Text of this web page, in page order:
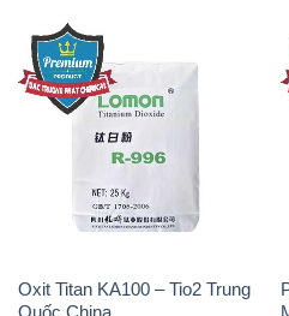
Oxit Titan KA100 – Tio2 Trung